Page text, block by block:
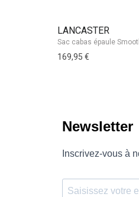
LANCASTER
169,95 €